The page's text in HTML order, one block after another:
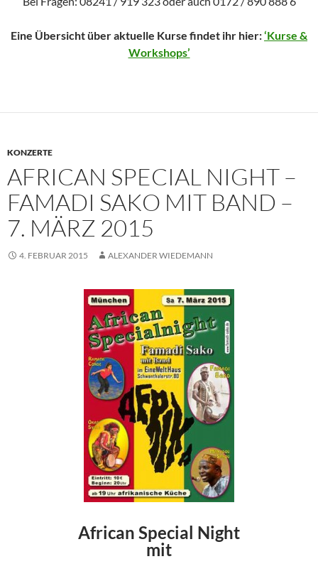
Eine Übersicht über aktuelle Kurse findet ihr hier:‘Kurse &
Workshops’
KONZERTE
AFRICAN SPECIAL NIGHT –
FAMADI SAKO MIT BAND –
7. MÄRZ 2015
4. FEBRUAR 2015 ALEXANDER WIEDEMANN
African Special Night
mit